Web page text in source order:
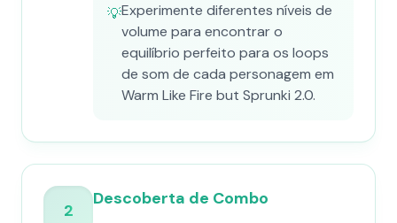
💡Experimente diferentes níveis de
volume para encontrar o
equilíbrio perfeito para os loops
de som de cada personagem em
Warm Like Fire but Sprunki 2.0.
2
Descoberta de Combo